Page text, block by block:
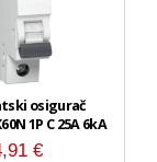
osigurač
1P C 25A 6kA
€